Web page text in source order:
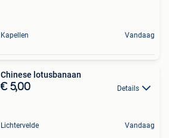
Kapellen Vandaag
Chinese lotusbanaan
€ 5,00 Details
Lichtervelde Vandaag